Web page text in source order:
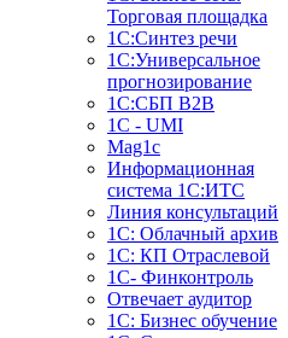
Торговая площадка
1С:Синтез речи
1С:Универсальное
прогнозирование
1С:СБП B2B
1C - UMI
Mag1c
Информационная
система 1С:ИТС
Линия консультаций
1С: Облачный архив
1С: КП Отраслевой
1С- Финконтроль
Отвечает аудитор
1С: Бизнес обучение